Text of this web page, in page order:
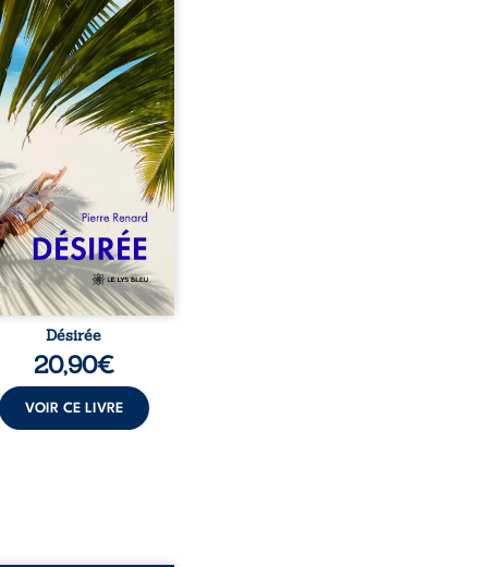
Pierre, jeune retraité,
qu’il est devenu une
femme métissée de
ans. À peine a-t-il
à apprivoiser ce
corps qu’Ange surgit
sa vie et fait vaciller
ses certitudes. Entre
est immédiate,
jusqu’à ce qu’un
familial fasse planer
: et s’ils étaient
demi-frère et ...
Désirée
20,90€
VOIR CE LIVRE